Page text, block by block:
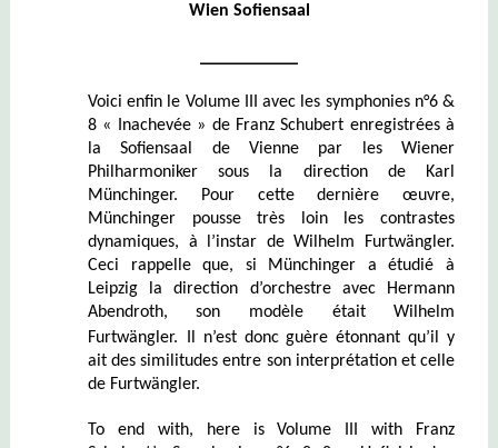
Wien Sofiensaal
Voici enfin le Volume III avec les symphonies n°6 &
8 « Inachevée » de Franz Schubert enregistrées à
la Sofiensaal de Vienne par les Wiener
Philharmoniker sous la direction de Karl
Münchinger. Pour cette dernière œuvre,
Münchinger pousse très loin les contrastes
dynamiques, à l’instar de Wilhelm Furtwängler.
Ceci rappelle que, si Münchinger a étudié à
Leipzig la direction d’orchestre avec Hermann
Abendroth, son modèle était Wilhelm
Furtwängler.
Il n’est donc guère étonnant qu’il y
ait dessimilitudes entre son interprétation et celle
de Furtwängler.
To end with, here is Volume III with Franz